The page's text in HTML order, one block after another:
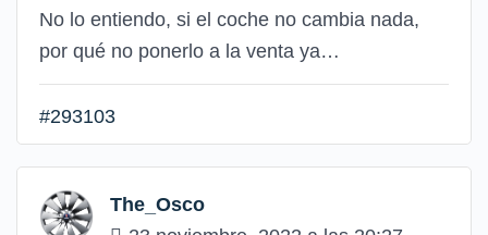
No lo entiendo, si el coche no cambia nada,
por qué no ponerlo a la venta ya…
#293103
The_Osco